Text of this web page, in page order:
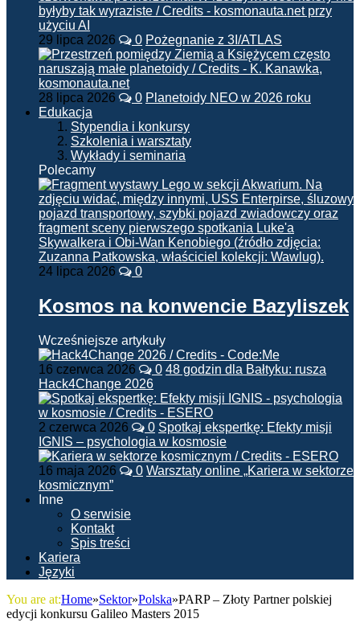
29 lipca 2026 0 Pożegnanie z 3I/ATLAS
28 lipca 2026 0 Planetoidy NEO w 2026 roku
Edukacja
Stypendia i konkursy
Szkolenia i warsztaty
Wykłady i seminaria
Polecamy
24 lipca 2026 0
Kosmos na konwencie Bazyliszek
Wcześniejsze artykuły
16 czerwca 2026 0 48 godzin dla Bałtyku: rusza
Hack4Change 2026
2 czerwca 2026 0 Spotkaj ekspertkę: Efekty misji
IGNIS – psychologia w kosmosie
16 maja 2026 0 Warsztaty online „Kariera w sektorze
kosmicznym”
Inne
O serwisie
Kontakt
Spis treści
Kariera
Języki
You are at:Home»Sektor»Polska»PARP – Złoty Partner polskiej
edycji konkursu Galileo Masters 2015